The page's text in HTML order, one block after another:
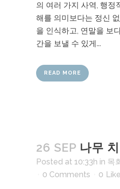
의 여러 가지 사역, 행정
해를 의미보다는 정신
을 인식하고, 연말을 보
간을 보낼 수 있게...
READ MORE
26 SEP 나무 치
Posted at 10:33h in 목
0 Comments
0